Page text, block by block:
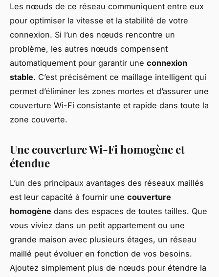
Les nœuds de ce réseau communiquent entre eux
pour optimiser la vitesse et la stabilité de votre
connexion. Si l’un des nœuds rencontre un
problème, les autres nœuds compensent
automatiquement pour garantir une connexion
stable. C’est précisément ce maillage intelligent qui
permet d’éliminer les zones mortes et d’assurer une
couverture Wi-Fi consistante et rapide dans toute la
zone couverte.
Une couverture Wi-Fi homogène et
étendue
L’un des principaux avantages des réseaux maillés
est leur capacité à fournir une couverture
homogène dans des espaces de toutes tailles. Que
vous viviez dans un petit appartement ou une
grande maison avec plusieurs étages, un réseau
maillé peut évoluer en fonction de vos besoins.
Ajoutez simplement plus de nœuds pour étendre la